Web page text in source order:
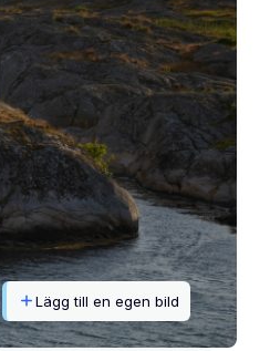
Lägg till en egen bild